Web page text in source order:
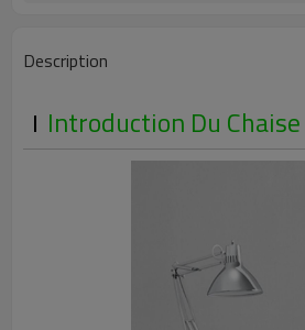
Description
Introduction Du